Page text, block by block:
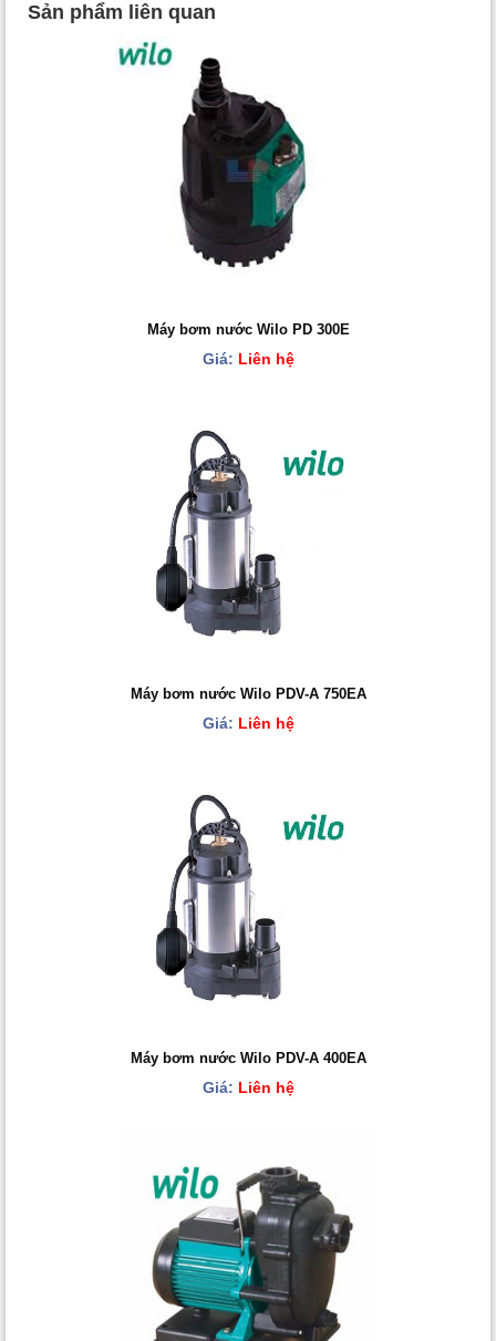
Sản phẩm liên quan
Máy bơm nước Wilo PD 300E
Giá: Liên hệ
Máy bơm nước Wilo PDV-A 750EA
Giá: Liên hệ
Máy bơm nước Wilo PDV-A 400EA
Giá: Liên hệ